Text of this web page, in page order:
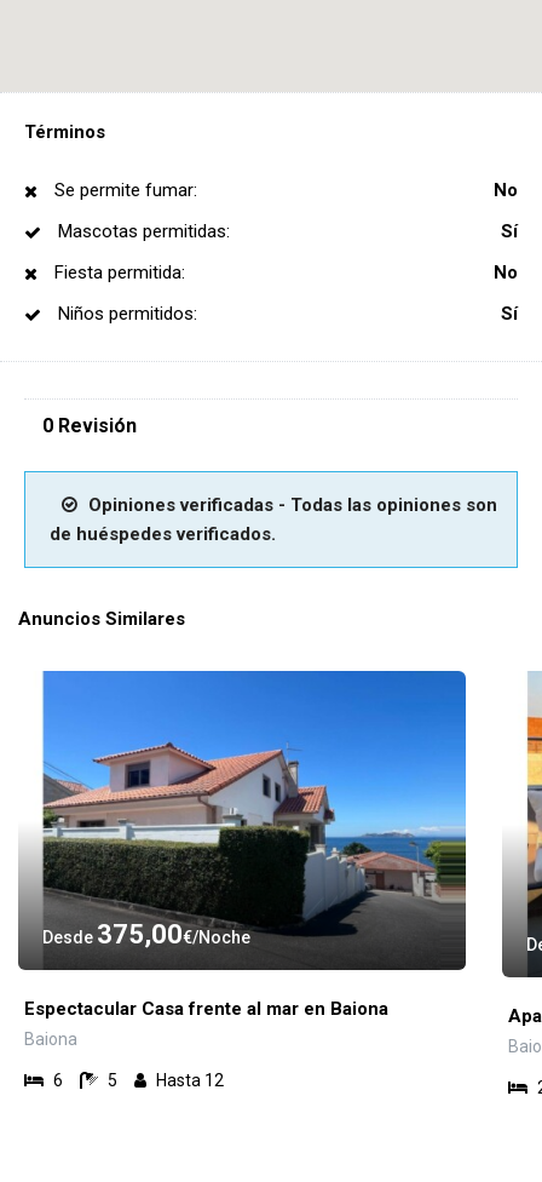
Términos
Se permite fumar:
No
Mascotas permitidas:
Sí
Fiesta permitida:
No
Niños permitidos:
Sí
0 Revisión
Opiniones verificadas - Todas las opiniones son
de huéspedes verificados.
Anuncios Similares
Desde 375,00€ Noche
Espectacular Casa frente al mar en Baiona
Baiona
6 5 Hasta 12